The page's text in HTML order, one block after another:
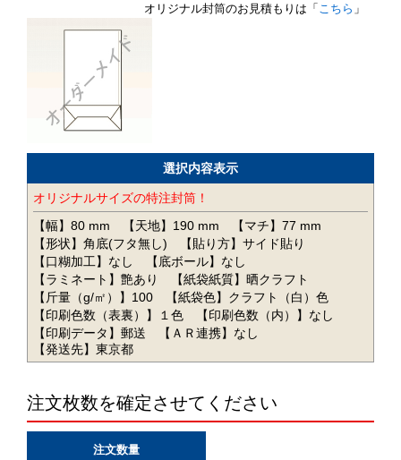
オリジナル封筒のお見積もりは「 こちら 」
選択内容表示
オリジナルサイズの特注封筒！
【幅】80 mm
【天地】190 mm
【マチ】77 mm
【形状】角底(フタ無し)
【貼り方】サイド貼り
【口糊加工】なし
【底ボール】なし
【ラミネート】艶あり
【紙袋紙質】晒クラフト
【斤量（g/㎡）】100
【紙袋色】クラフト（白）色
【印刷色数（表裏）】１色
【印刷色数（内）】なし
【印刷データ】郵送
【ＡＲ連携】なし
【発送先】東京都
注文枚数を確定させてください
注文数量